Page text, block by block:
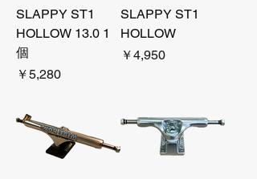
SLAPPY ST1
HOLLOW 13.0 1
個
価格
￥5,280
SLAPPY ST1
HOLLOW
価格
￥4,950